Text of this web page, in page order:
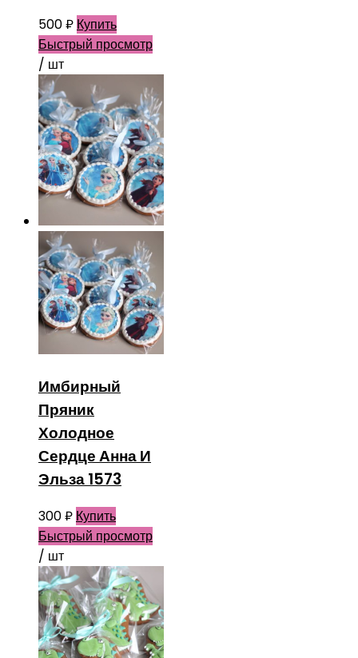
500₽ Купить
Быстрый просмотр
/ шт
Имбирный
Пряник
Холодное
Сердце Анна И
Эльза 1573
300₽ Купить
Быстрый просмотр
/ шт